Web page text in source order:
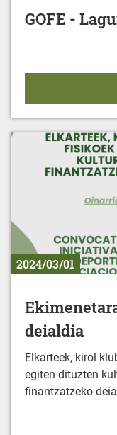
GOFE -
2024/03/01
deialdia
Elkarteek, kirol
egiten dituzten
finantzatzeko